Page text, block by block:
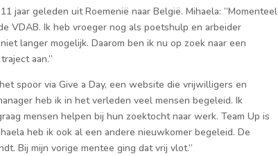
jaar geleden uit Roemenië naar België. Mihaela: “Momenteel
VDAB. Ik heb vroeger nog als poetshulp en arbeider
langer mogelijk. Daarom ben ik nu op zoek naar een
aan.”
spoor via Give a Day, een website die vrij­willigers en
heb ik in het verleden veel men­sen begeleid. Ik
mensen helpen bij hun zoek­tocht naar werk. Team Up is
heb ik ook al een andere nieuwkomer begeleid. De
Bij mijn vorige mentee ging dat vrij vlot.”